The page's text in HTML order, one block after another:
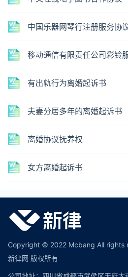
中国乐器网琴行注册服务协
移动通信有限责任公司彩铃
有出轨行为离婚起诉书
夫妻分居多年的离婚起诉书
离婚协议抚养权
女方离婚起诉书
Copyright © 2022 Mcbang All rights
新律网 版权所有